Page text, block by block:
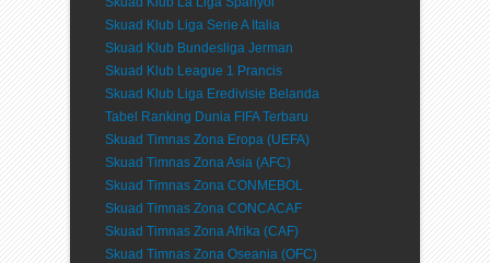
Skuad Klub Liga Serie A Italia
Skuad Klub Bundesliga Jerman
Skuad Klub League 1 Prancis
Skuad Klub Liga Eredivisie Belanda
Tabel Ranking Dunia FIFA Terbaru
Skuad Timnas Zona Eropa (UEFA)
Skuad Timnas Zona Asia (AFC)
Skuad Timnas Zona CONMEBOL
Skuad Timnas Zona CONCACAF
Skuad Timnas Zona Afrika (CAF)
Skuad Timnas Zona Oseania (OFC)